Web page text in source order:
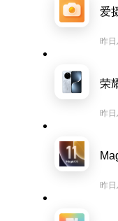
爱
昨
昨
昨